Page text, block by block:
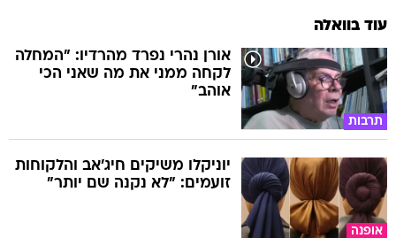
עוד בוואלה
תרבות
אורן נהרי נפרד מהרדיו: "המחלה
לקחה ממני את מה שאני הכי
אוהב"
אופנה
יוניקלו משיקים חיג'אב והלקוחות
זועמים: "לא נקנה שם יותר"